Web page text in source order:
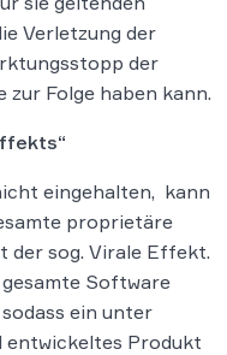
Verletzung der
der
Folge haben kann.
eingehalten, kann
proprietäre
der sog. Virale Effekt.
Software
ein unter
entwickeltes Produkt